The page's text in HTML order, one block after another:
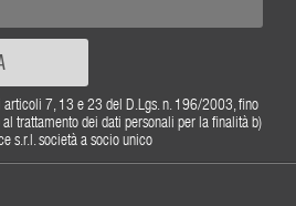
articoli 7, 13 e 23 del D.Lgs. n. 196/2003, fino
trattamento dei dati personali per la finalità b)
s.r.l. società a socio unico